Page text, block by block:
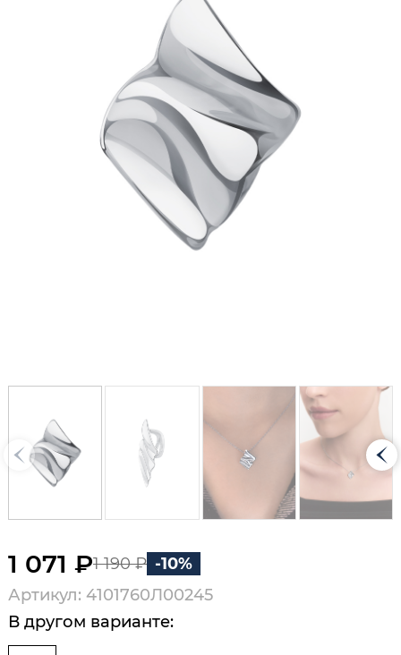
1 071 ₽1 190 ₽ -10%
Артикул: 4101760Л00245
В другом варианте: